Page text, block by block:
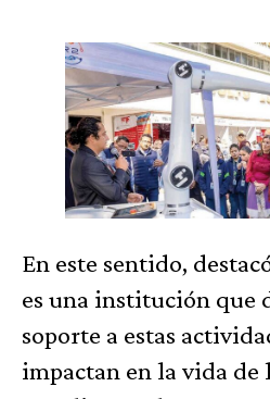
En este sentido,
es una institución que
soporte a estas
impactan en la vida de